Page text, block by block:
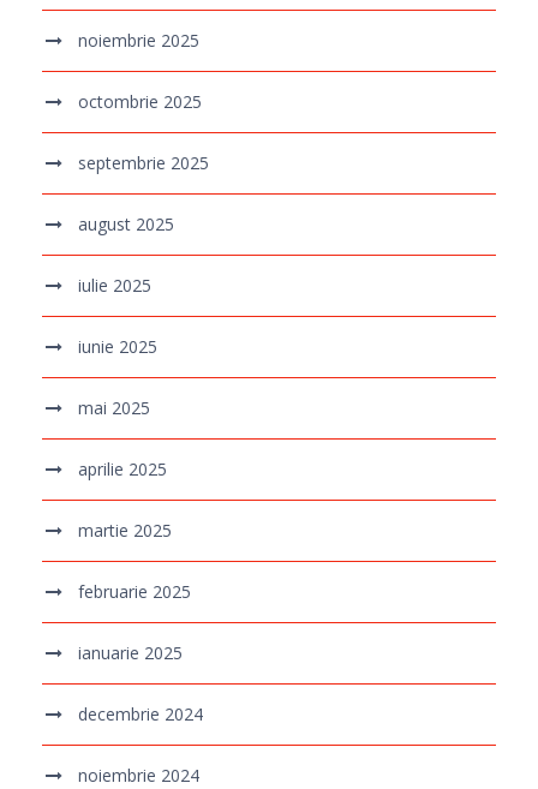
noiembrie 2025
octombrie 2025
septembrie 2025
august 2025
iulie 2025
iunie 2025
mai 2025
aprilie 2025
martie 2025
februarie 2025
ianuarie 2025
decembrie 2024
noiembrie 2024